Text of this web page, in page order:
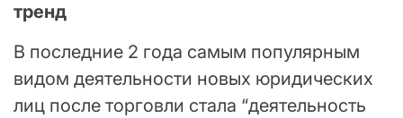
тренд
В последние 2 года самым популярным
видом деятельности новых юридических
лиц после торговли стала “деятельность